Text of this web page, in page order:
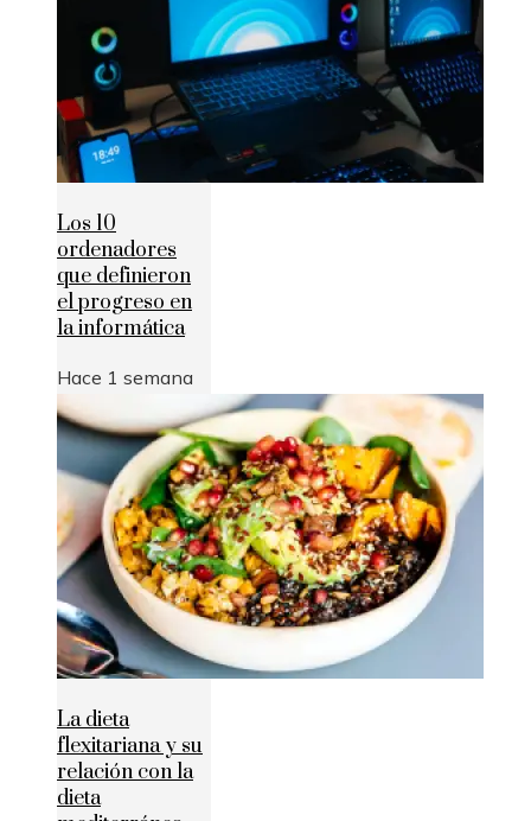
Los 10
ordenadores
que definieron
el progreso en
la informática
Hace 1 semana
La dieta
flexitariana y su
relación con la
dieta